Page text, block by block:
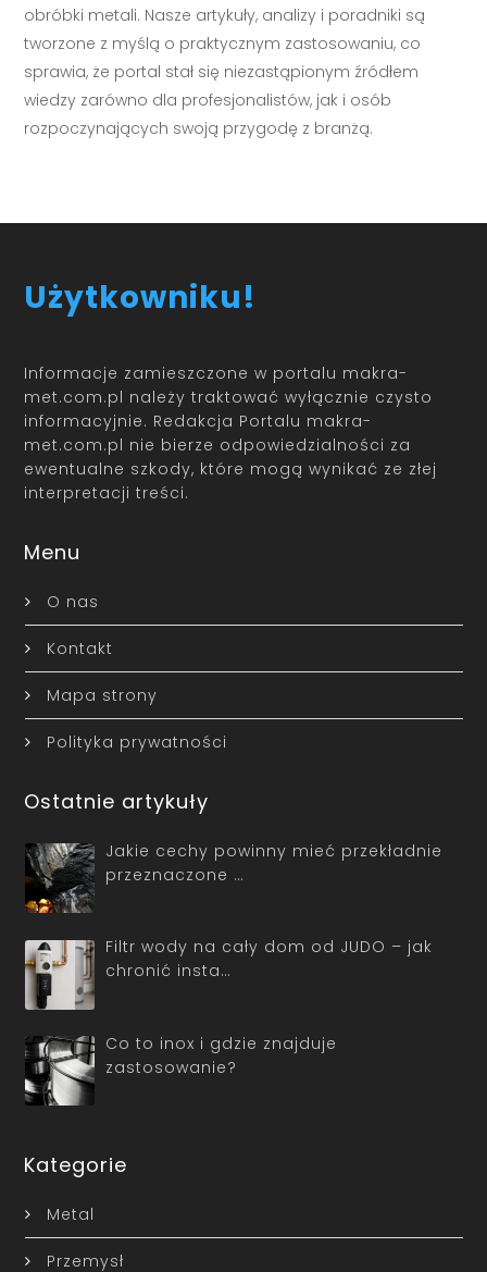
obróbki metali. Nasze artykuły, analizy i poradniki są
tworzone z myślą o praktycznym zastosowaniu, co
sprawia, że portal stał się niezastąpionym źródłem
wiedzy zarówno dla profesjonalistów, jak i osób
rozpoczynających swoją przygodę z branżą.
Użytkowniku!
Informacje zamieszczone w portalu makra-
met.com.pl należy traktować wyłącznie czysto
informacyjnie. Redakcja Portalu makra-
met.com.pl nie bierze odpowiedzialności za
ewentualne szkody, które mogą wynikać ze złej
interpretacji treści.
Menu
O nas
Kontakt
Mapa strony
Polityka prywatności
Ostatnie artykuły
Jakie cechy powinny mieć przekładnie
przeznaczone …
Filtr wody na cały dom od JUDO – jak
chronić insta…
Co to inox i gdzie znajduje
zastosowanie?
Kategorie
Metal
Przemysł